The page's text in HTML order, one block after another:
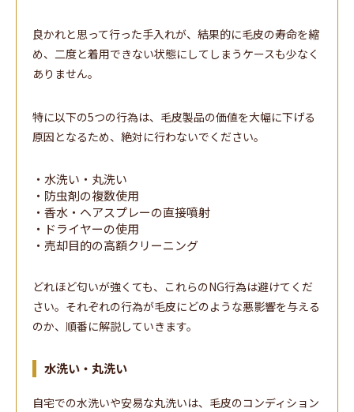
良かれと思って行った手入れが、結果的に毛皮の寿命を縮
め、二度と着用できない状態にしてしまうケースも少なく
ありません。
特に以下の5つの行為は、毛皮製品の価値を大幅に下げる
原因となるため、絶対に行わないでください。
・水洗い・丸洗い
・防虫剤の複数使用
・香水・ヘアスプレーの直接噴射
・ドライヤーの使用
・売却目的の高額クリーニング
どれほど匂いが強くても、これらのNG行為は避けてくだ
さい。それぞれの行為が毛皮にどのような悪影響を与える
のか、順番に解説していきます。
水洗い・丸洗い
自宅での水洗いや安易な丸洗いは、毛皮のコンディション